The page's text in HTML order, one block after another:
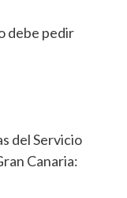
debe pedir
del Servicio
Canaria: